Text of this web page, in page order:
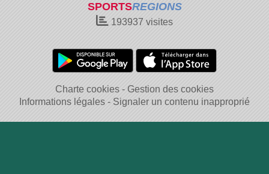
SPORTSREGIONS
193937 visites
Charte cookies
Gestion des cookies
Informations légales
Signaler un contenu inapproprié